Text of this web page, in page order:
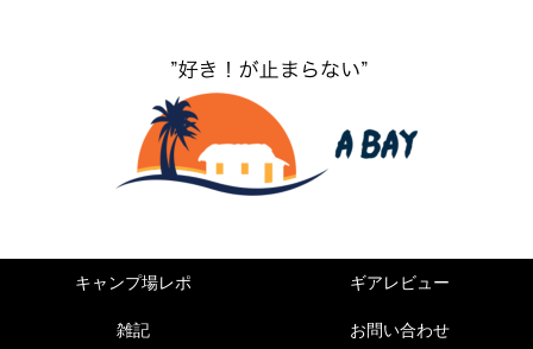
キャンプ場レポ ギアレビュー
雑記 お問い合わせ